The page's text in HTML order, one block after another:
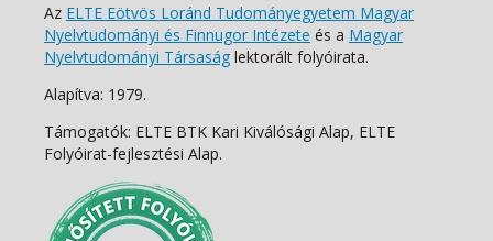
Az ELTE Eötvös Loránd Tudományegyetem Magyar
Nyelvtudományi és Finnugor Intézete és a Magyar
Nyelvtudományi Társaság lektorált folyóirata.
Alapítva: 1979.
Támogatók: ELTE BTK Kari Kiválósági Alap, ELTE
Folyóirat-fejlesztési Alap.